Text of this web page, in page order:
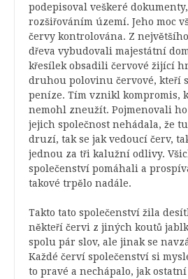
podepisoval veškeré
rozšiřováním území. Jeho moc
červy kontrolována. Z
dřeva vybudovali majestátní
křesílek obsadili červové žijící
druhou polovinu červové, kteří
peníze. Tím vznikl kompromis,
nemohl zneužít. Pojmenovali
jejich společnost nehádala, že
druzí, tak se jak vedoucí červ,
jednou za tři kalužní odlivy.
společenství pomáhali a
takové trpělo nadále.
Takto tato společenství žila
někteří červi z jiných koutů
spolu pár slov, ale jinak se
Každé červí společenství si
to pravé a nechápalo, jak